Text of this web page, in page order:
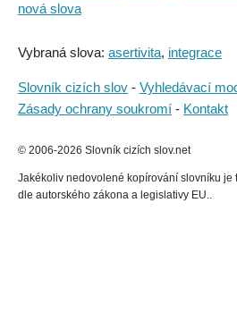
nová slova
Vybraná slova: asertivita, integrace
Slovník cizích slov - Vyhledávací
Zásady ochrany soukromí - Kontakt
© 2006-2026 Slovník cizích slov.net
Jakékoliv nedovolené kopírování slovníku je
dle autorského zákona a legislativy EU..